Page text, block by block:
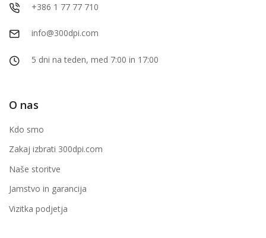
+386 1 77 77 710
info@300dpi.com
5 dni na teden, med 7:00 in 17:00
O nas
Kdo smo
Zakaj izbrati 300dpi.com
Naše storitve
Jamstvo in garancija
Vizitka podjetja